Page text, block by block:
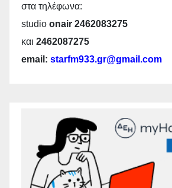
στα τηλέφωνα:
studio onair 2462083275
και 2462087275
email: starfm933.gr@gmail.com